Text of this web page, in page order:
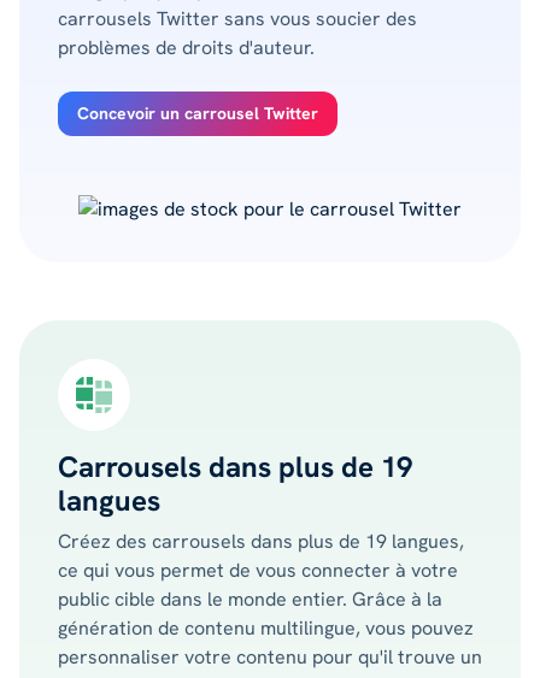
carrousels Twitter sans vous soucier des
problèmes de droits d'auteur.
Concevoir un carrousel Twitter
Carrousels dans plus de 19
langues
Créez des carrousels dans plus de 19 langues,
ce qui vous permet de vous connecter à votre
public cible dans le monde entier. Grâce à la
génération de contenu multilingue, vous pouvez
personnaliser votre contenu pour qu'il trouve un